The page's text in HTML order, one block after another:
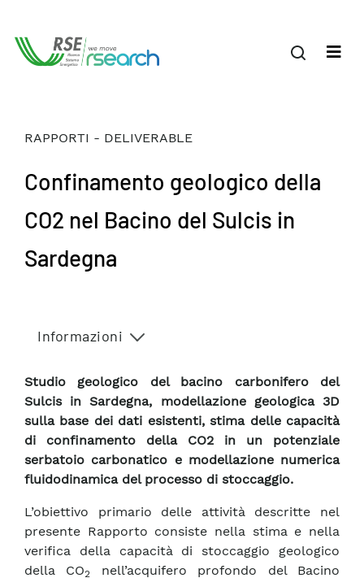
RAPPORTI - DELIVERABLE
Confinamento geologico della
CO2 nel Bacino del Sulcis in
Sardegna
Informazioni
Studio geologico del bacino carbonifero del
Sulcis in Sardegna, modellazione geologica 3D
sulla base dei dati esistenti, stima delle capacità
di confinamento della CO2 in un potenziale
serbatoio carbonatico e modellazione numerica
fluidodinamica del processo di stoccaggio.
L’obiettivo primario delle attività descritte nel
presente Rapporto consiste nella stima e nella
verifica della capacità di stoccaggio geologico
della CO2
nell’acquifero profondo del Bacino